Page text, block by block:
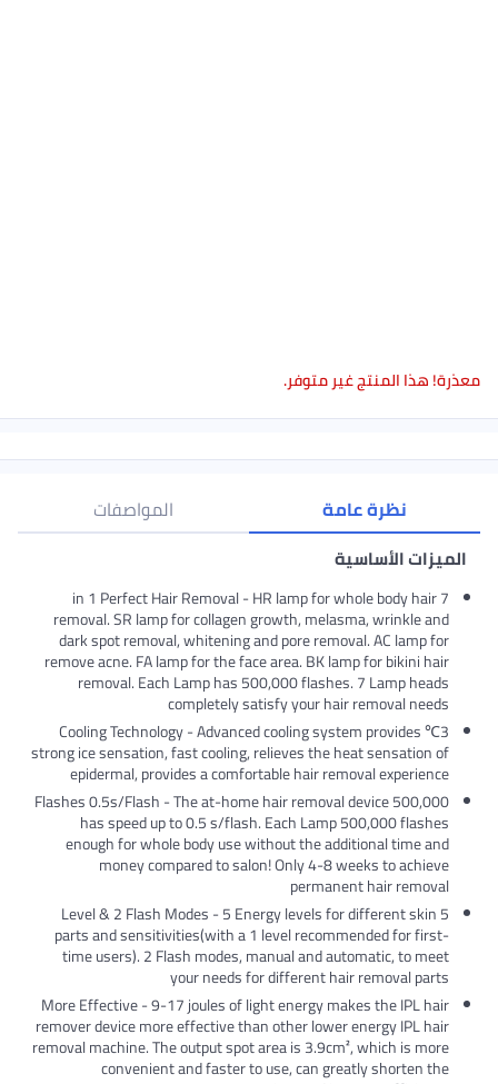
المواصفات
7 in 1 Perfect Hair
removal. SR lamp for
dark spot removal,
remove acne. FA lamp for
removal. Each
3℃ Cooling Technology -
strong ice sensation, fast
epidermal, provides a
500,000 Flashes 0.5s/Flash -
has speed up to 0.5
enough for whole
money compared
5 Level & 2 Flash
parts and
time users). 2 Flash
your
More Effective - 9-17
remover device more
removal machine. The
convenient and